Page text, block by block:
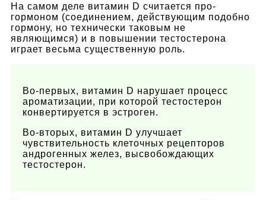
На самом деле витамин D считается про-
гормоном (соединением, действующим подобно
гормону, но технически таковым не
являющимся) и в повышении тестостерона
играет весьма существенную роль.
Во-первых, витамин D нарушает процесс
ароматизации, при которой тестостерон
конвертируется в эстроген.
Во-вторых, витамин D улучшает
чувствительность клеточных рецепторов
андрогенных желез, высвобождающих
тестостерон.